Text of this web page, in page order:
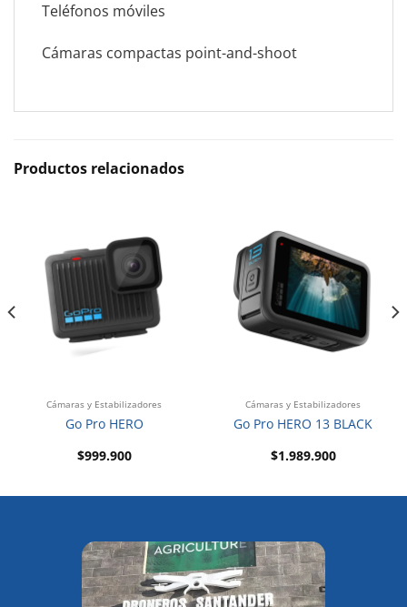
Teléfonos móviles
Cámaras compactas point-and-shoot
Productos relacionados
Cámaras y Estabilizadores
Go Pro HERO
$999.900
Cámaras y Estabilizadores
Go Pro HERO 13 BLACK
$1.989.900